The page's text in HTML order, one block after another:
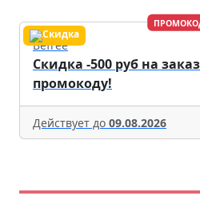
Befree
Скидка -500 руб на
промокоду!
Действует до 09.08.2026